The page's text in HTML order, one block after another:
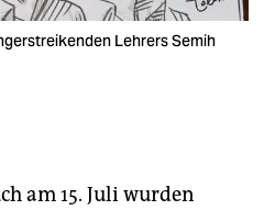
Lehrers Semih
am 15. Juli wurden